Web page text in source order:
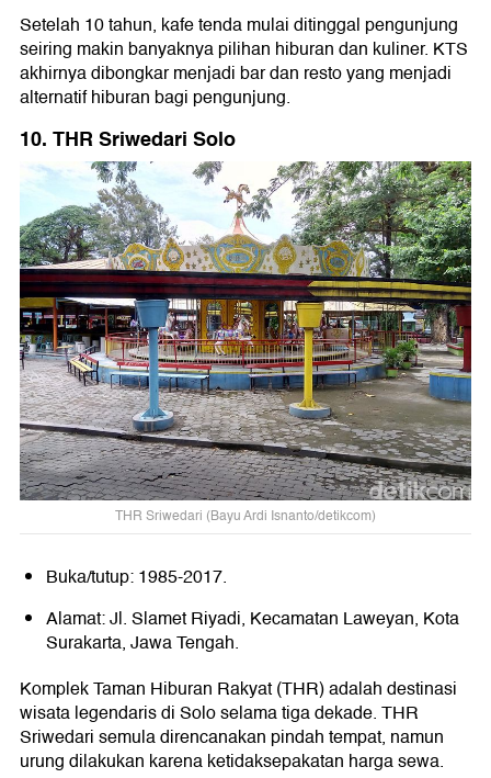
Setelah 10 tahun, kafe tenda mulai ditinggal pengunjung
seiring makin banyaknya pilihan hiburan dan kuliner. KTS
akhirnya dibongkar menjadi bar dan resto yang menjadi
alternatif hiburan bagi pengunjung.
10. THR Sriwedari Solo
THR Sriwedari (Bayu Ardi Isnanto/detikcom)
Buka/tutup: 1985-2017.
Alamat: Jl. Slamet Riyadi, Kecamatan Laweyan, Kota
Surakarta, Jawa Tengah.
Komplek Taman Hiburan Rakyat (THR) adalah destinasi
wisata legendaris di Solo selama tiga dekade. THR
Sriwedari semula direncanakan pindah tempat, namun
urung dilakukan karena ketidaksepakatan harga sewa.